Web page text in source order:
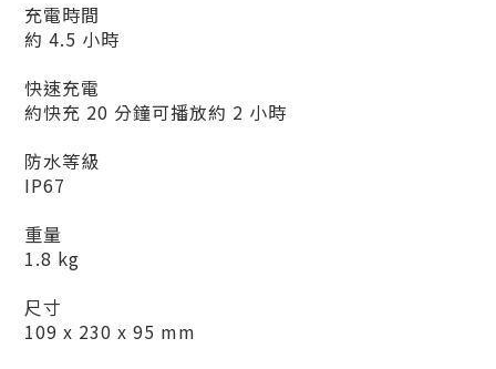
充電時間
約 4.5 小時
快速充電
約快充 20 分鐘可播放約 2 小時
防水等級
IP67
重量
1.8 kg
尺寸
109 x 230 x 95 mm